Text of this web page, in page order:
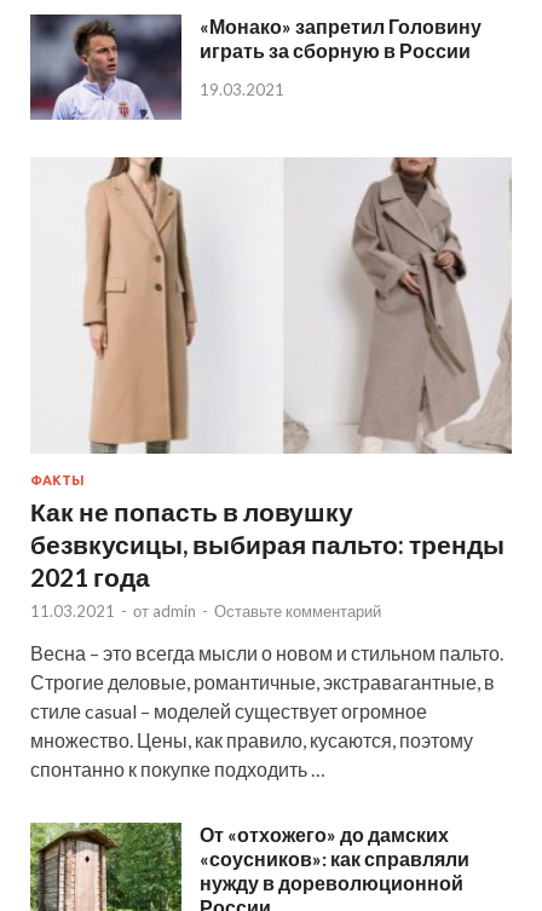
«Монако» запретил Головину
играть за сборную в России
19.03.2021
ФАКТЫ
Как не попасть в ловушку
безвкусицы, выбирая пальто: тренды
2021 года
11.03.2021 - от admin - Оставьте комментарий
Весна – это всегда мысли о новом и стильном пальто.
Строгие деловые, романтичные, экстравагантные, в
стиле casual – моделей существует огромное
множество. Цены, как правило, кусаются, поэтому
спонтанно к покупке подходить …
От «отхожего» до дамских
«соусников»: как справляли
нужду в дореволюционной